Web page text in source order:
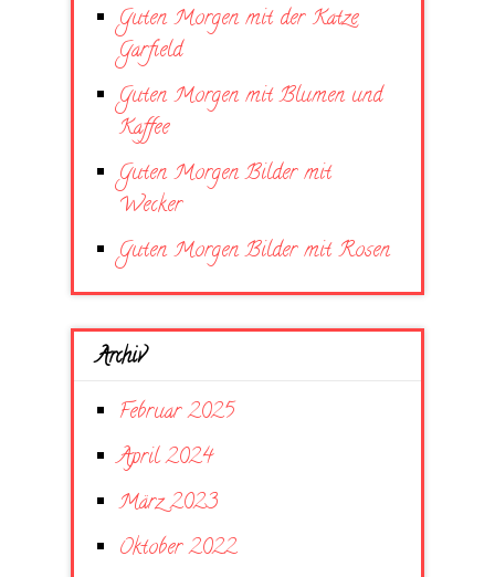
Guten Morgen mit der Katze
Garfield
Guten Morgen mit Blumen und
Kaffee
Guten Morgen Bilder mit
Wecker
Guten Morgen Bilder mit Rosen
Archiv
Februar 2025
April 2024
März 2023
Oktober 2022